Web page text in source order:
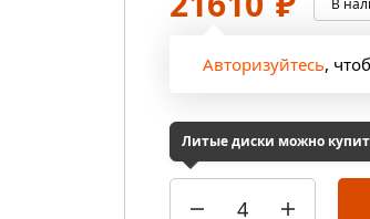
В
Авторизуйтесь,
Литые диски можно